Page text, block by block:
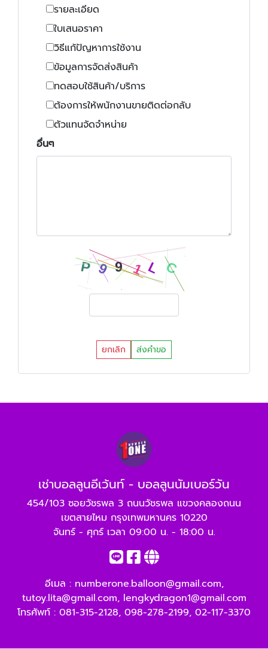
รายละเอียด
ใบเสนอราคา
วิธีแก้ปัญหาการใช้งาน
ข้อมูลการจัดส่งสินค้า
ทดสอบใช้สินค้า/บริการ
ต้องการให้พนักงานขายติดต่อกลับ
ตัวแทนจัดจำหน่าย
อื่นๆ
ยกเลิก ส่งคำขอ
เช่าบอลลูนอีเว้นท์ - บอลลูนนัมเบอร์วัน
454/103 ซอยวัชรพล 3 ถนนวัชรพล แขวงคลองถนน
เขตสายไหม กรุงเทพมหานคร 10220
จันทร์ - ศุกร์ เวลา 09:00 น. - 18:00 น.
อีเมล : numberone.balloon@gmail.com,
tutoy.lita@gmail.com, lengkydragon1@gmail.com
โทรศัพท์ : 081-315-2128, 098-278-2199, 02-117-3370